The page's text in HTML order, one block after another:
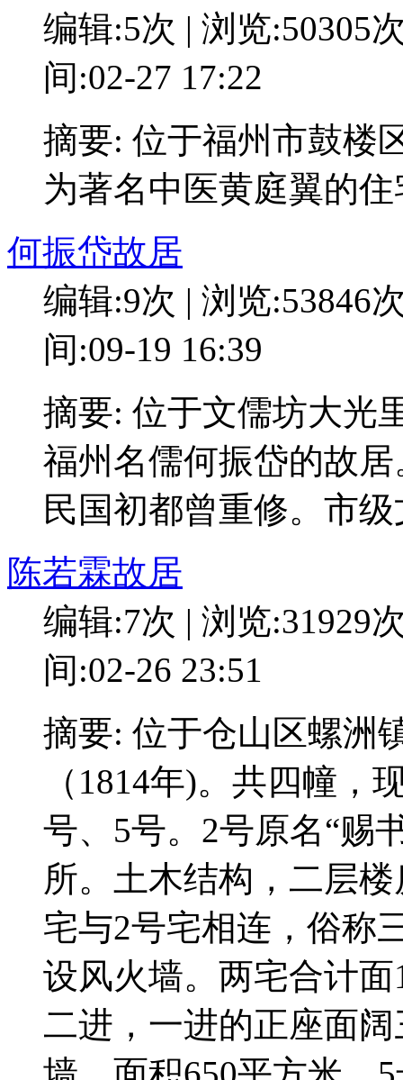
编辑:5次 | 浏览:50305
间:02-27 17:22
摘要: 位于福州市鼓楼
为著名中医黄庭翼的
何振岱故居
编辑:9次 | 浏览:53846
间:09-19 16:39
摘要: 位于文儒坊大光
福州名儒何振岱的故
民国初都曾重修。市
陈若霖故居
编辑:7次 | 浏览:31929
间:02-26 23:51
摘要: 位于仓山区螺洲
（1814年)。共四幢，
号、5号。2号原名“赐
所。土木结构，二层
宅与2号宅相连，俗称
设风火墙。两宅合计
二进，一进的正座面